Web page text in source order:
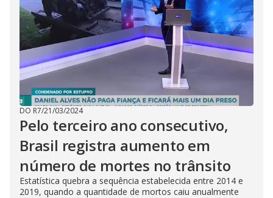
DO R7/21/03/2024
Pelo terceiro ano consecutivo,
Brasil registra aumento em
número de mortes no trânsito
Estatística quebra a sequência estabelecida entre 2014 e
2019, quando a quantidade de mortos caiu anualmente